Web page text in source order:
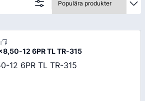
12 6PR TL TR-315
12 6PR TL TR-315